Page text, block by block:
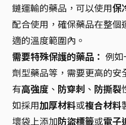
鏈運輸的藥品，可以使用保
配合使用，確保藥品在整個
適的溫度範圍內。
需要特殊保護的藥品： 例
劑型藥品等，需要更高的安
有高強度 、 防穿刺 、 防撕裂
如採用加厚材料或複合材料
壞袋上添加防盜標籤或電子